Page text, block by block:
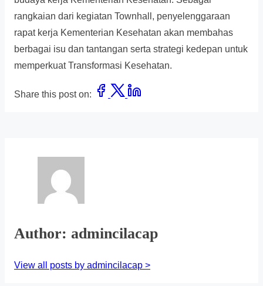
rangkaian dari kegiatan Townhall, penyelenggaraan
rapat kerja Kementerian Kesehatan akan membahas
berbagai isu dan tantangan serta strategi kedepan untuk
memperkuat Transformasi Kesehatan.
Share this post on:
Author: admincilacap
View all posts by admincilacap >